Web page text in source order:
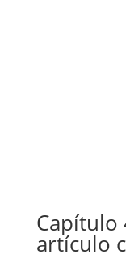
Capítulo
artículo